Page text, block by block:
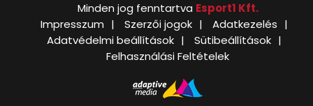
Minden jog fenntartva Esport1 Kft.
Impresszum
Szerzői jogok
Adatkezelés
Adatvédelmi beállítások
Sütibeállítások
Felhasználási Feltételek